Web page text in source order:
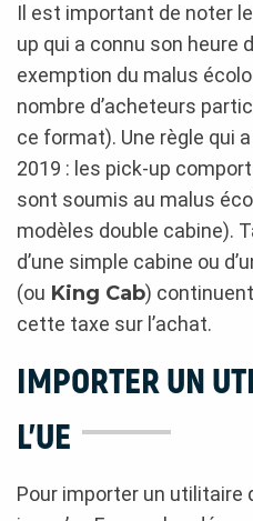
Il est important de noter
up qui a connu son heure
exemption du malus
nombre d’acheteurs
ce format). Une règle qui
2019 : les pick-up
sont soumis au malus
modèles double cabine).
d’une simple cabine ou
(ou King Cab) continuent
cette taxe sur l’achat.
IMPORTER UN
L’UE
Pour importer un utilitaire